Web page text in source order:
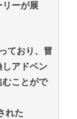
リーが展
ており、冒
しアドベン
むことがで
れた